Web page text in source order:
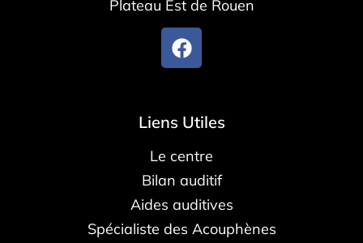
Plateau Est de Rouen
Liens Utiles
Le centre
Bilan auditif
Aides auditives
Spécialiste des Acouphènes